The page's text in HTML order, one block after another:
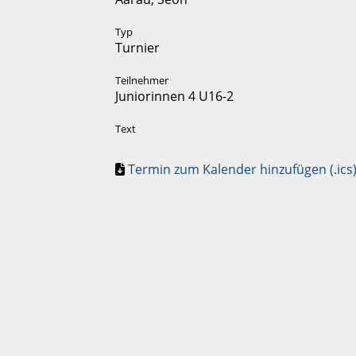
Typ
Turnier
Teilnehmer
Juniorinnen 4 U16-2
Text
Termin zum Kalender hinzufügen (.ics)